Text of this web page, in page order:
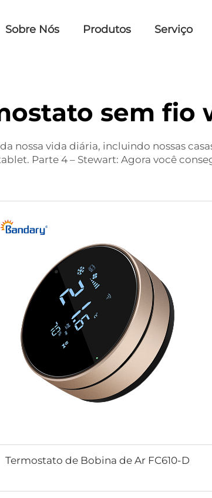
Sobre Nós Produtos Serviço
sem fio
nossa vida diária, incluindo nossas
Parte 4 – Stewart: Agora você
Termostato de Bobina de Ar FC610-D